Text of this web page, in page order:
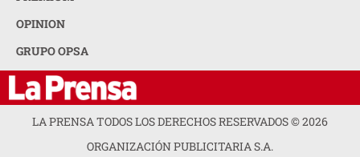
OPINION
GRUPO OPSA
LA PRENSA TODOS LOS DERECHOS RESERVADOS ©2026
ORGANIZACIÓN PUBLICITARIA S.A.